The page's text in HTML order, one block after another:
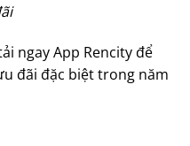
ngay App Rencity để
đãi đặc biệt trong năm